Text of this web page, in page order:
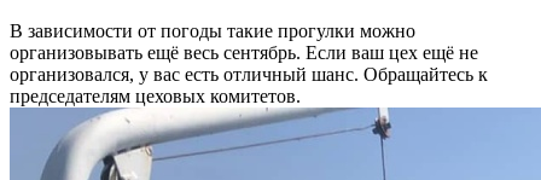
В зависимости от погоды такие прогулки можно
организовывать ещё весь сентябрь. Если ваш цех ещё не
организовался, у вас есть отличный шанс. Обращайтесь к
председателям цеховых комитетов.